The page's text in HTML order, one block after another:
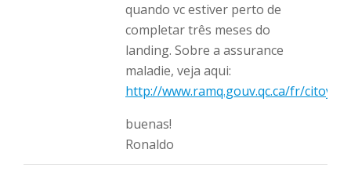
quando vc estiver perto de
completar três meses do
landing. Sobre a assurance
maladie, veja aqui:
http://www.ramq.gouv.qc.ca/fr/
buenas!
Ronaldo